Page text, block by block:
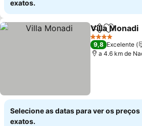
exatos.
Partilhar
Villa Monadi
4 Estrelas
9,8 Excelente
a 4.6 km de
Selecione as datas para ver os preços
exatos.